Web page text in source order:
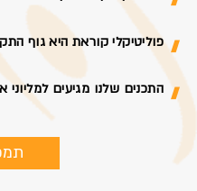
פוליטיקלי קוראת היא גוף
התכנים שלנו מגיעים